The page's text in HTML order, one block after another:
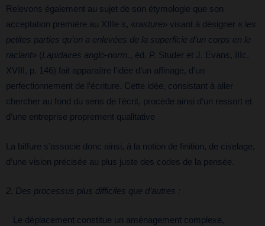
Relevons également au sujet de son étymologie que son
acceptation première au XIIIe s, «rasture» visant à désigner « l es
petites parties qu’on a enlevées de la superficie d’un corps en le
raclant» (Lapidaires anglo-norm. , éd. P. Studer et J. Evans, IIIc,
XVIII, p. 146) fait apparaître l’idée d’un affinage, d’un
perfectionnement de l’écriture. Cette idée, consistant à aller
chercher au fond du sens de l’écrit, procède ainsi d’un ressort et
d’une entreprise proprement qualitative
La biffure s’associe donc ainsi, à la notion de finition, de ciselage,
d’une vision précisée au plus juste des codes de la pensée.
2. Des processus plus difficiles que d’autres :
Le déplacement constitue un aménagement complexe,